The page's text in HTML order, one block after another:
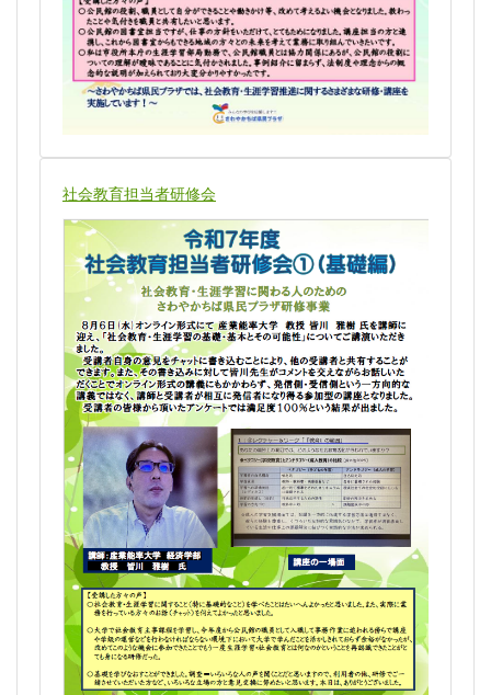
社会教育担当者研修会